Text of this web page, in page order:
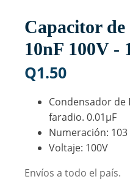
Capacitor de
10nF 100V -
Q1.50
Condensador de
faradio. 0.01µF
Numeración: 103
Voltaje: 100V
Envíos a todo el país.